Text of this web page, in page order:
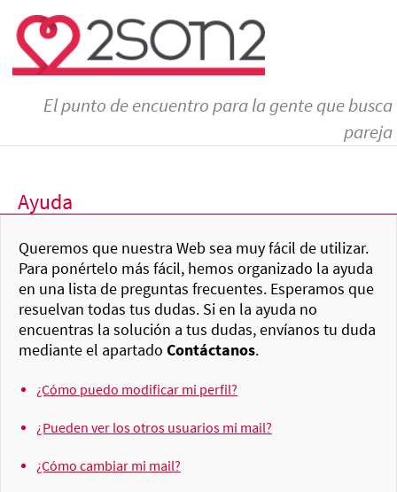
El punto de encuentro para la gente que busca
pareja
Ayuda
Queremos que nuestra Web sea muy fácil de utilizar.
Para ponértelo más fácil, hemos organizado la ayuda
en una lista de preguntas frecuentes. Esperamos que
resuelvan todas tus dudas. Si en la ayuda no
encuentras la solución a tus dudas, envíanos tu duda
mediante el apartado Contáctanos.
¿Cómo puedo modificar mi perfil?
¿Pueden ver los otros usuarios mi mail?
¿Cómo cambiar mi mail?